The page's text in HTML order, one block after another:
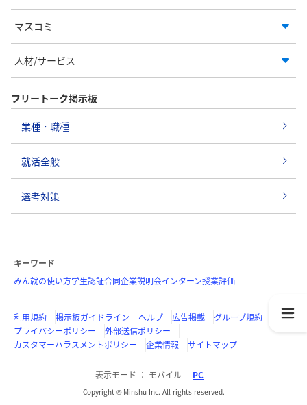
マスコミ
人材/サービス
フリートーク掲示板
業種・職種
就活全般
選考対策
キーワード
みん就の使い方学生認証合同企業説明会インターン授業評価
利用規約 掲示板ガイドライン ヘルプ 広告掲載
グループ規約
プライバシーポリシー
外部送信ポリシー
カスタマーハラスメントポリシー
企業情報 サイトマップ
表示モード モバイル PC
Copyright © Minshu Inc. All rights reserved.